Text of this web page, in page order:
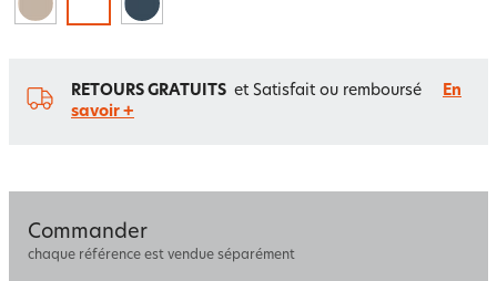
RETOURS GRATUITS et Satisfait ou remboursé
En
savoir +
Commander
chaque référence est vendue séparément